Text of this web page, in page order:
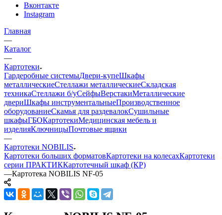
Вконтакте
Instagram
Главная
—
Каталог
—
Картотеки
Гардеробные системыДвери-купеШкафы
металлическиеСтеллажи металлическиеСкладская
техникаСтеллажи б/уСейфыВерстакиМеталлические
двериШкафы инструментальныеПроизводственное
оборудованиеСкамья для раздевалокСушильные
шкафыГБОКартотекиМедицинская мебель и
изделияКлючницыПочтовые ящики
—
Картотеки NOBILIS
Картотеки больших форматовКартотеки на колесахКартотеки
серии ПРАКТИККартотечный шкаф (КР)
—Картотека NOBILIS NF-05